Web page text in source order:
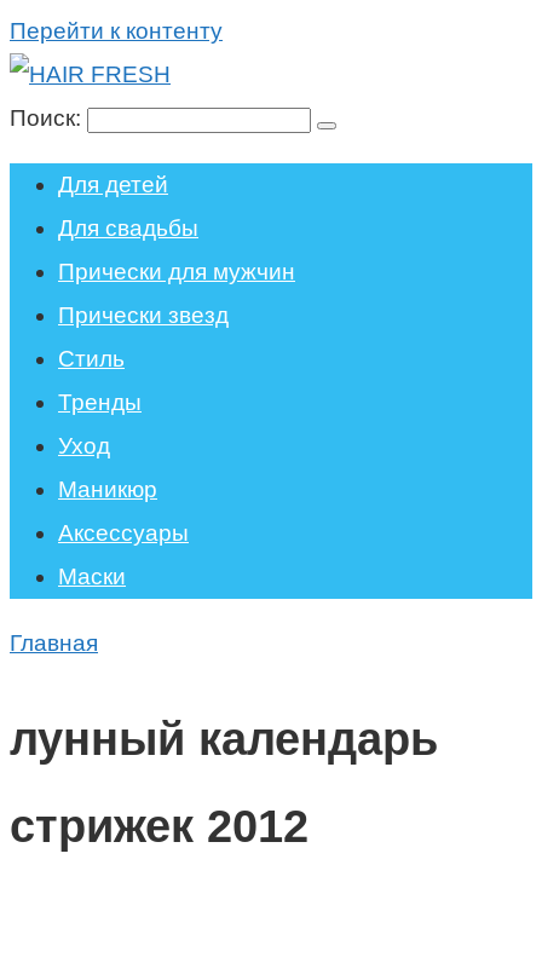
Перейти к контенту
Поиск:
Для детей
Для свадьбы
Прически для мужчин
Прически звезд
Стиль
Тренды
Уход
Маникюр
Аксессуары
Маски
Главная
лунный календарь
стрижек 2012